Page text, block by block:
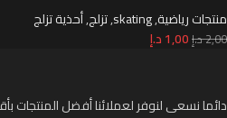
منتجات رياضية,
skating
,تزلج,أحذية تزلج
2,00د.إ1,00د.إ
دائما نسعى لنوفر لعملائنا أفضل المنتجات